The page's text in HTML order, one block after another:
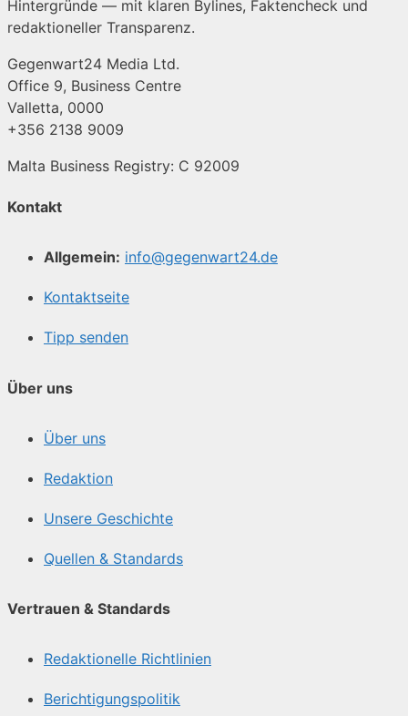
Hintergründe — mit klaren Bylines, Faktencheck und
redaktioneller Transparenz.
Gegenwart24 Media Ltd.
Office 9, Business Centre
Valletta, 0000
+356 2138 9009
Malta Business Registry: C 92009
Kontakt
Allgemein: info@gegenwart24.de
Kontaktseite
Tipp senden
Über uns
Über uns
Redaktion
Unsere Geschichte
Quellen & Standards
Vertrauen & Standards
Redaktionelle Richtlinien
Berichtigungspolitik